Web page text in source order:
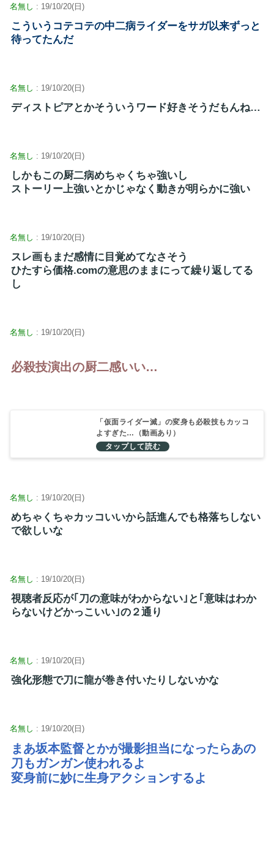
名無し : 19/10/20(日)
こういうコテコテの中二病ライダーをサガ以来ずっと
待ってたんだ
名無し : 19/10/20(日)
ディストピアとかそういうワード好きそうだもんね…
名無し : 19/10/20(日)
しかもこの厨二病めちゃくちゃ強いし
ストーリー上強いとかじゃなく動きが明らかに強い
名無し : 19/10/20(日)
スレ画もまだ感情に目覚めてなさそう
ひたすら価格.comの意思のままにって繰り返してる
し
名無し : 19/10/20(日)
必殺技演出の厨二感いい…
「仮面ライダー滅」の変身も必殺技もカッコ
よすぎた…（動画あり）
名無し : 19/10/20(日)
めちゃくちゃカッコいいから話進んでも格落ちしない
で欲しいな
名無し : 19/10/20(日)
視聴者反応が｢刀の意味がわからない｣と｢意味はわか
らないけどかっこいい｣の２通り
名無し : 19/10/20(日)
強化形態で刀に龍が巻き付いたりしないかな
名無し : 19/10/20(日)
まあ坂本監督とかが撮影担当になったらあの
刀もガンガン使われるよ
変身前に妙に生身アクションするよ